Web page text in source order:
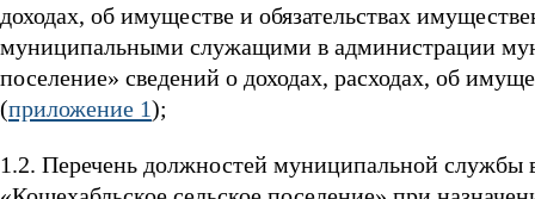
доходах, об имуществе и обязательствах
муниципальными служащими в администрации
поселение» сведений о доходах, расходах, об
(приложение 1);
1.2. Перечень должностей муниципальной службы